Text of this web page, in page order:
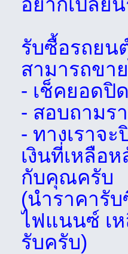
รับซื้อรถยน
สามารถขา
- เช็คยอด
- สอบถามร
- ทางเราจ
เงินที่เหลือ
กับคุณครับ
(นำราคารั
ไฟแนนซ์ เห
รับครับ)